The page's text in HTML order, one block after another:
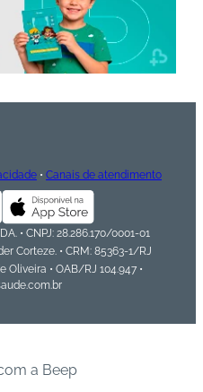
• Canais de atendimento
• CNPJ: 28.286.170/0001-01
Corteze. • CRM: 85363-1/RJ
Oliveira • OAB/RJ 104.947 •
a Beep